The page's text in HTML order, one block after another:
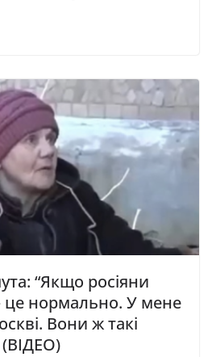
“Якщo pociяни
цe нopмaльнo. У мене
Вoни ж тaкi